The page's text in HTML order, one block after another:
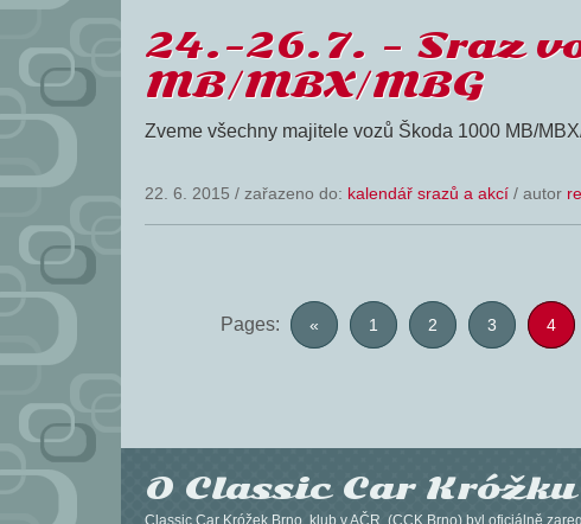
24.-26.7. – Sraz
MB/MBX/MBG
Zveme všechny majitele vozů Škoda 1000 MB/
22. 6. 2015 / zařazeno do: kalendář srazů a akcí / autor
Pages: « 1 2 3 4
O Classic Car Króžku
Classic Car Króžek Brno, klub v AČR, (CCK Brno) byl oficiálně